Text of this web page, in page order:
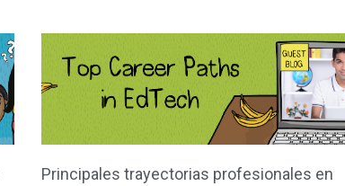
Principales trayectorias profesionales en